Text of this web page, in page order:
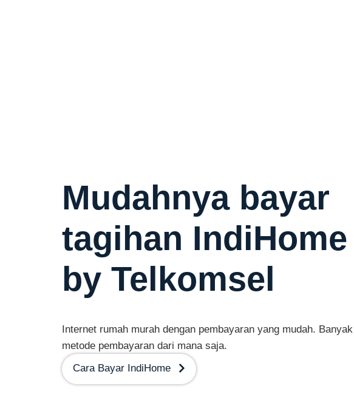
Mudahnya bayar
tagihan IndiHome
by Telkomsel
Internet rumah murah dengan pembayaran yang mudah.
metode pembayaran dari mana saja.
Cara Bayar IndiHome